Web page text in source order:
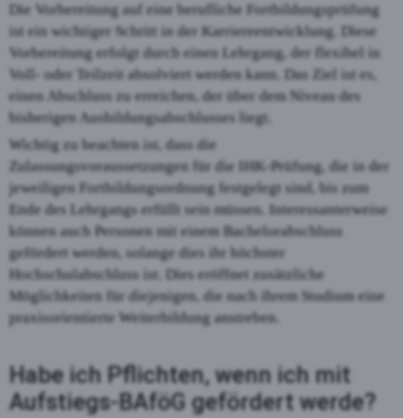
Die Vorbereitung auf eine berufliche Fortbildungsprüfung
ist ein wichtiger Schritt in der Karriereentwicklung. Diese
Vorbereitung erfolgt durch einen Lehrgang, der flexibel in
Voll- oder Teilzeit absolviert werden kann. Das Ziel ist es,
einen Abschluss zu erreichen, der über dem Niveau des
bisherigen Ausbildungsabschlusses liegt.
Wichtig zu beachten ist, dass die
Zulassungsvoraussetzungen für die IHK-Prüfung, die in der
jeweiligen Fortbildungsordnung festgelegt sind, bis zum
Ende des Lehrgangs erfüllt sein müssen. Interessanterweise
können auch Personen mit einem Bachelorabschluss
gefördert werden, solange dies ihr höchster
Hochschulabschluss ist. Dies eröffnet zusätzliche
Möglichkeiten für diejenigen, die nach ihrem Studium eine
praxisorientierte Weiterbildung anstreben.
Habe ich Pflichten, wenn ich mit
Aufstiegs-BAföG gefördert werde?